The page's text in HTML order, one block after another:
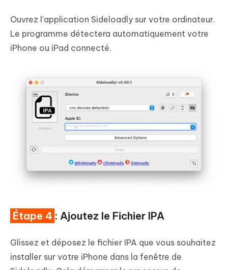
Ouvrez l'application Sideloadly sur votre ordinateur.
Le programme détectera automatiquement votre
iPhone ou iPad connecté.
Étape 4 : Ajoutez le Fichier IPA
Glissez et déposez le fichier IPA que vous souhaitez
installer sur votre iPhone dans la fenêtre de